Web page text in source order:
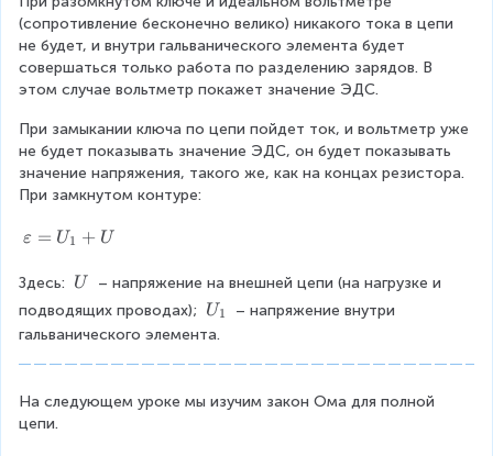
r
a
c
{
A
_
{
с
т
о
р
}
}
{
lo
n
]
=
\f
r
a
{
Д
ж
}
К
л
(сопротивление бесконечно велико) никакого тока в цепи
не будет, и внутри гальванического элемента будет
совершаться только работа по разделению зарядов. В
этом случае вольтметр покажет значение ЭДС.
При замыкании ключа по цепи пойдет ток, и вольтметр уже
не будет показывать значение ЭДС, он будет показывать
значение напряжения, такого же, как на концах резистора.
При замкнутом контуре:
\
a
r
p
si
l
o
n
ε = U1 + U
Здесь: \
\
U
– напряжение на внешней цепи (на нагрузке и
подводящих проводах); U
_
U1
– напряжение внутри
гальванического элемента.
На следующем уроке мы изучим закон Ома для полной
цепи.